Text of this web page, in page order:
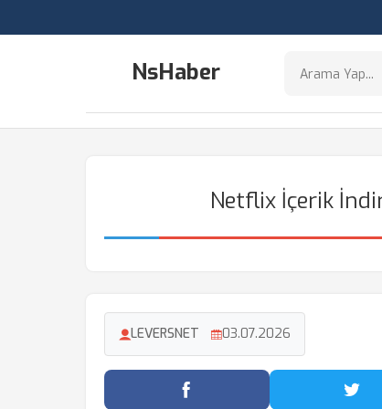
NsHaber
Netflix İçerik
LEVERSNET 03.07.2026